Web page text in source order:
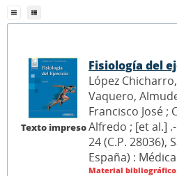
Texto impreso
Fisiología del
López
Vaquero,
Francisco José ;
Alfredo ; [et al.]
24 (C.P. 28036),
España) :
Material